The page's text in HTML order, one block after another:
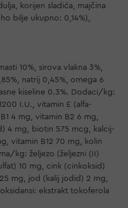
korijen sladića, majčina
bilje ukupno: 0,14%),
10%, sirova vlakna 3%,
natrij 0,45%, omega 6
kiseline 0.3%. Dodaci/kg:
I.U., vitamin E (alfa-
4 mg, vitamin B2 6 mg,
4 mg, biotin 575 mcg, kalcij-
vitamin B12 70 mg, kolin
kg: željezo (željezni (II)
10 mg, cink (cinkoksid)
mg, jod (kalij jodid) 2 mg,
ekstrakt tokoferola